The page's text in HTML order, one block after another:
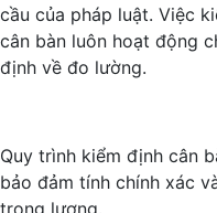
cầu của pháp luật. Việc
cân bàn luôn hoạt động
định về đo lường.
Quy trình kiểm định cân
bảo đảm tính chính xác
trọng lượng.